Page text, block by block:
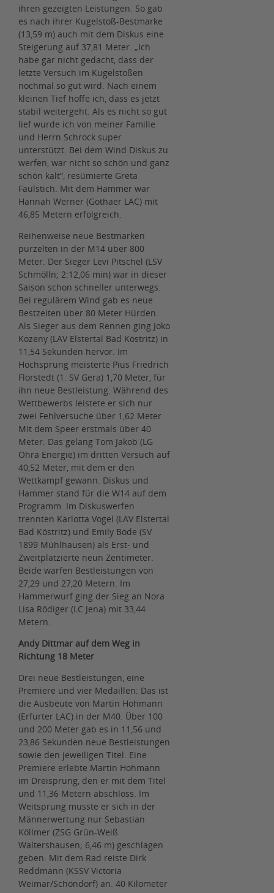
ihren gezeigten Leistungen. So gab
es nach ihrer Kugelstoß-Bestmarke
(13,59 m) auch mit dem Diskus eine
Steigerung auf 37,81 Meter. „Ich
habe gar nicht gedacht, dass der
letzte Versuch im Kugelstoßen
nochmal so gut wird. Nach einem
kleinen Tief hoffe ich, dass es jetzt
stabil weitergeht. Als es nicht so gut
lief wurde ich von meiner Familie
und Herrn Schrock super
unterstützt. Bei dem Wind Diskus zu
werfen, war nicht so schön und ganz
schön kalt“, resümierte Greta
Faulstich. Mit dem Hammer war
Hannah Werner (Gothaer LAC) mit
46,85 Metern erfolgreich.
Reihenweise neue Bestmarken
purzelten in der M14 über 800
Meter. Der Sieger Levi Pitschel (LSV
Schmölln; 2:12,06 min) war in dieser
Saison schon schneller unterwegs.
Bei regulärem Wind gab es neue
Bestzeiten über 80 Meter Hürden.
Als Sieger aus dem Rennen ging Joko
Kozeny (LAV Elstertal Bad Köstritz) in
11,54 Sekunden hervor. Im
Hochsprung meisterte Pius Friedrich
Florstedt (1. SV Gera) 1,70 Meter, für
ihn neue Bestleistung. Während des
Wettbewerbs leistete er sich nur
zwei Fehlversuche über 1,62 Meter.
Mit dem Speer erstmals über 40
Meter: Das gelang Tom Jakob (LG
Ohra Energie) im dritten Versuch auf
40,52 Meter, mit dem er den
Wettkampf gewann. Diskus und
Hammer stand für die W14 auf dem
Programm. Im Diskuswerfen
trennten Karlotta Vogel (LAV Elstertal
Bad Köstritz) und Emily Böde (SV
1899 Mühlhausen) als Erst- und
Zweitplatzierte neun Zentimeter.
Beide warfen Bestleistungen von
27,29 und 27,20 Metern. Im
Hammerwurf ging der Sieg an Nora
Lisa Rödiger (LC Jena) mit 33,44
Metern.
Andy Dittmar auf dem Weg in
Richtung 18 Meter
Drei neue Bestleistungen, eine
Premiere und vier Medaillen: Das ist
die Ausbeute von Martin Hohmann
(Erfurter LAC) in der M40. Über 100
und 200 Meter gab es in 11,56 und
23,86 Sekunden neue Bestleistungen
sowie den jeweiligen Titel. Eine
Premiere erlebte Martin Hohmann
im Dreisprung, den er mit dem Titel
und 11,36 Metern abschloss. Im
Weitsprung musste er sich in der
Männerwertung nur Sebastian
Köllmer (ZSG Grün-Weiß
Waltershausen; 6,46 m) geschlagen
geben. Mit dem Rad reiste Dirk
Reddmann (KSSV Victoria
Weimar/Schöndorf) an. 40 Kilometer